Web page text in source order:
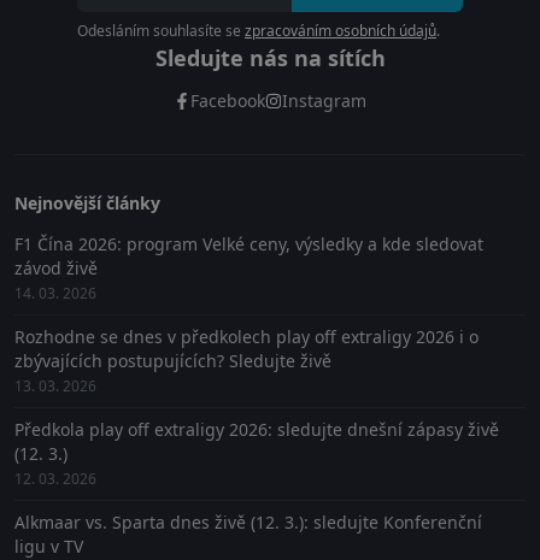
Odesláním souhlasíte se zpracováním osobních údajů.
Sledujte nás na sítích
Facebook Instagram
Nejnovější články
F1 Čína 2026: program Velké ceny, výsledky a kde sledovat
závod živě
14. 03. 2026
Rozhodne se dnes v předkolech play off extraligy 2026 i o
zbývajících postupujících? Sledujte živě
13. 03. 2026
Předkola play off extraligy 2026: sledujte dnešní zápasy živě
(12. 3.)
12. 03. 2026
Alkmaar vs. Sparta dnes živě (12. 3.): sledujte Konferenční
ligu v TV